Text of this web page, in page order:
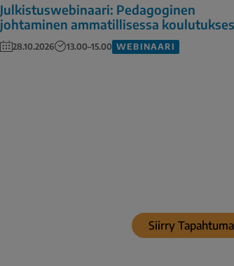
Julkistuswebinaari: Pedagoginen
johtaminen ammatillisessa
28.10.2026 13.00–15.00 WEBINAARI
Siirry